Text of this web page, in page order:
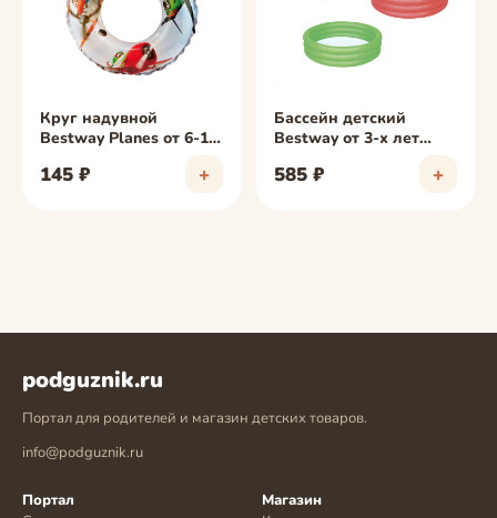
фото скоро
Круг надувной
Bestway Planes от 6-10
145 ₽ +
фото скоро
Бассейн детский
Bestway от 3-х лет
585 ₽ +
podguznik.ru
Портал для родителей и магазин детских товаров.
info@podguznik.ru
Портал
Магазин